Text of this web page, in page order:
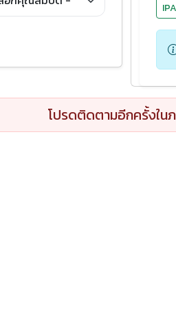
โปรดติดตามอีกครั้งใน